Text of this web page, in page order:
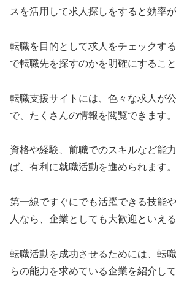
スを活用して求人探しをすると効率
転職を目的として求人をチェックす
で転職先を探すのかを明確にすること
転職支援サイトには、色々な求人が
で、たくさんの情報を閲覧できます。
資格や経験、前職でのスキルなど能
ば、有利に就職活動を進められます。
第一線ですぐにでも活躍できる技能
人なら、企業としても大歓迎といえる
転職活動を成功させるためには、転
らの能力を求めている企業を紹介し